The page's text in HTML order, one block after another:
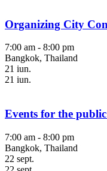
Organizing City
7:00 am - 8:00 pm
Bangkok, Thailand
21 iun.
21 iun.
Events for the
7:00 am - 8:00 pm
Bangkok, Thailand
22 sept.